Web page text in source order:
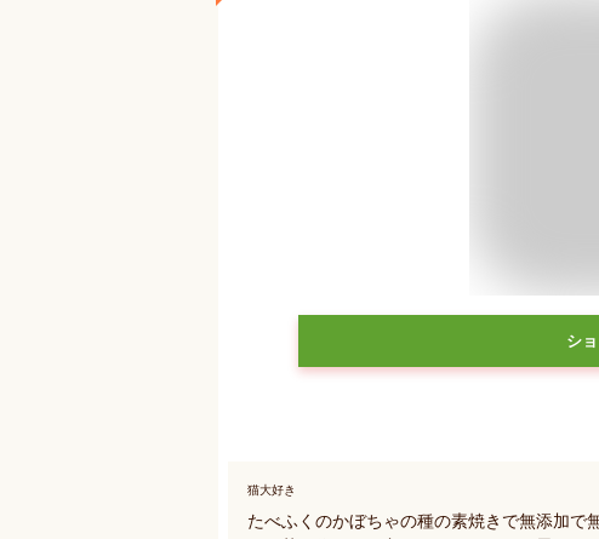
シ
猫大好き
たべふくのかぼちゃの種の素焼きで無添加で